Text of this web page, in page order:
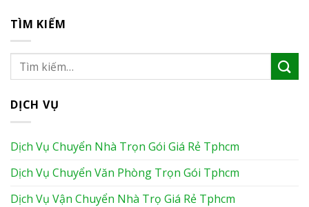
TÌM KIẾM
DỊCH VỤ
Dịch Vụ Chuyển Nhà Trọn Gói Giá Rẻ Tphcm
Dịch Vụ Chuyển Văn Phòng Trọn Gói Tphcm
Dịch Vụ Vận Chuyển Nhà Trọ Giá Rẻ Tphcm